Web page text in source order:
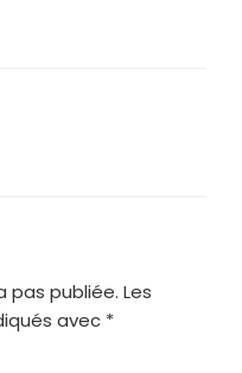
pas publiée. Les
avec *